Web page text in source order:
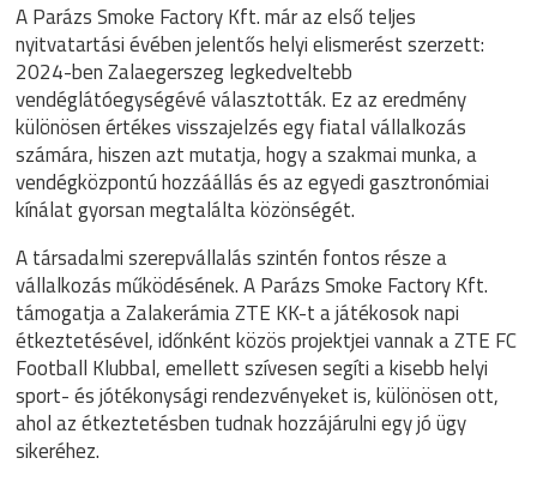
A Parázs Smoke Factory Kft. már az első teljes
nyitvatartási évében jelentős helyi elismerést szerzett:
2024-ben Zalaegerszeg legkedveltebb
vendéglátóegységévé választották. Ez az eredmény
különösen értékes visszajelzés egy fiatal vállalkozás
számára, hiszen azt mutatja, hogy a szakmai munka, a
vendégközpontú hozzáállás és az egyedi gasztronómiai
kínálat gyorsan megtalálta közönségét.
A társadalmi szerepvállalás szintén fontos része a
vállalkozás működésének. A Parázs Smoke Factory Kft.
támogatja a Zalakerámia ZTE KK-t a játékosok napi
étkeztetésével, időnként közös projektjei vannak a ZTE FC
Football Klubbal, emellett szívesen segíti a kisebb helyi
sport- és jótékonysági rendezvényeket is, különösen ott,
ahol az étkeztetésben tudnak hozzájárulni egy jó ügy
sikeréhez.